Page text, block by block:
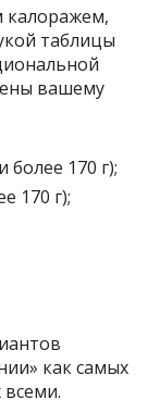
калоражем,
таблицы
вашему
170 г);
170 г);
как самых